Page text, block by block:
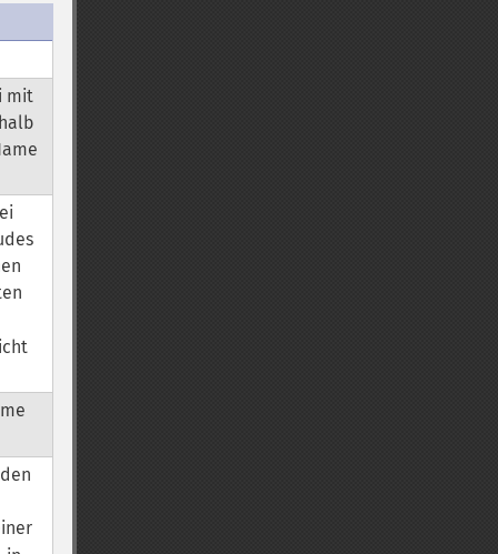
mit